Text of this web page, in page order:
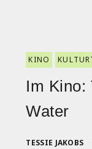
KINO
Im Kino:
Water
TESSIE JAKOBS